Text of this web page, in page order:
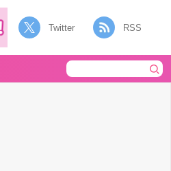
Twitter RSS